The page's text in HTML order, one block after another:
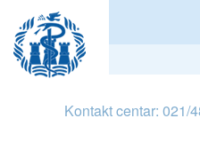
Kontakt centar: 021/